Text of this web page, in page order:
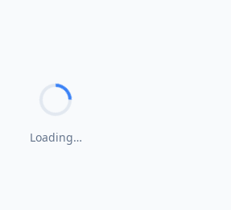
Loading…